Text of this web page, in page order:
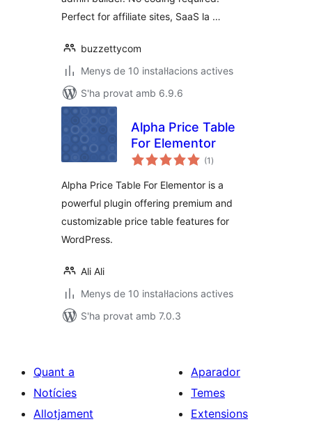
Perfect for affiliate sites, SaaS la …
buzzettycom
Menys de 10 instal·lacions actives
S'ha provat amb 6.9.6
Alpha Price Table
For Elementor
(1 puntuacions
totals
)
Alpha Price Table For Elementor is a
powerful plugin offering premium and
customizable price table features for
WordPress.
Ali Ali
Menys de 10 instal·lacions actives
S'ha provat amb 7.0.3
Quant a
Notícies
Allotjament
Aparador
Temes
Extensions